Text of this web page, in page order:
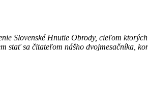
Slovenské Hnutie Obrody, cieľom
stať sa čitateľom nášho dvojmesačníka,